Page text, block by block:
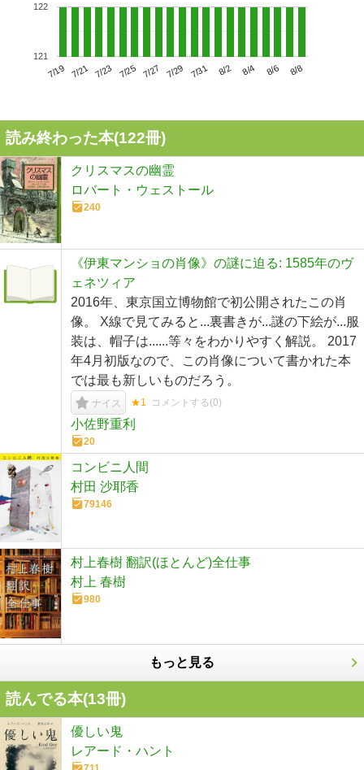
7/19 7/21 7/23 7/25 7/27 7/29 7/31 8/2 8/4 8/6 8/8
121
122
読み終わった本(122冊)
クリスマスの幽霊
ロバート・ウェストール
240
《伊東マンショの肖像》の謎に迫る: 1585年のヴ
ェネツィア
2016年、東京国立博物館で初公開されたこの肖
像。 X線で見てみると...裏書きが...謎の下絵が...服
装は、帽子は......等々をわかりやすく解説。 2017
年4月初版なので、この肖像について書かれた本
では最も新しいものだろう。
ナイス ★1 コメントする(0)
小佐野重利
20
コンビニ人間
村田 沙耶香
79146
村上春樹 翻訳(ほとんど)全仕事
村上 春樹
980
もっと見る
読んでる本(13冊)
優しい鬼
レアード・ハント